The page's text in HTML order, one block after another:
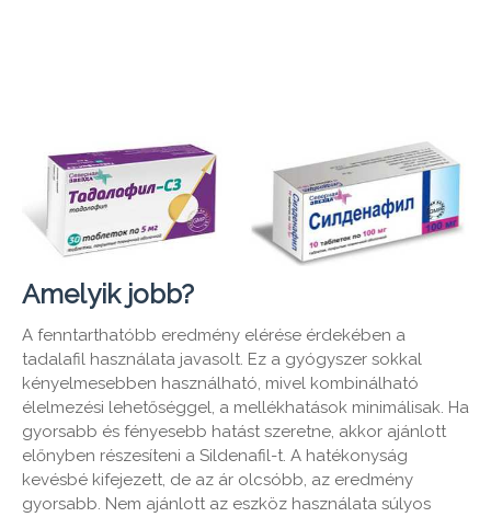
Amelyik jobb?
A fenntarthatóbb eredmény elérése érdekében a
tadalafil használata javasolt. Ez a gyógyszer sokkal
kényelmesebben használható, mivel kombinálható
élelmezési lehetőséggel, a mellékhatások minimálisak. Ha
gyorsabb és fényesebb hatást szeretne, akkor ajánlott
előnyben részesíteni a Sildenafil-t. A hatékonyság
kevésbé kifejezett, de az ár olcsóbb, az eredmény
gyorsabb. Nem ajánlott az eszköz használata súlyos